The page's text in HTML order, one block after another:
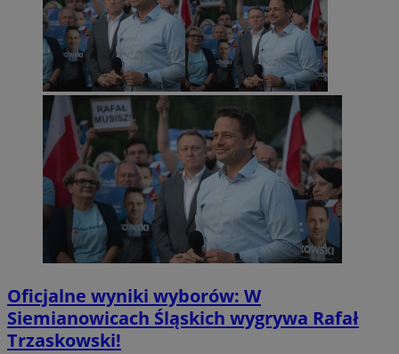
Oficjalne wyniki wyborów: W
Siemianowicach Śląskich wygrywa Rafał
Trzaskowski!